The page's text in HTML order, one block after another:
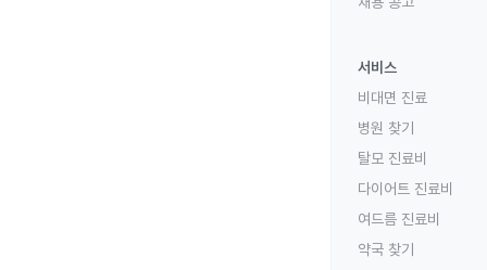
서비스
비대면 진료
병원 찾기
탈모 진료비
다이어트 진료비
여드름 진료비
약국 찾기